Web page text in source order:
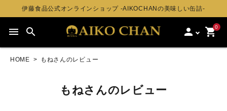
伊藤食品公式オンラインショップ -AIKOCHANの美味しい缶詰-
menu search person 0
shopping_cart
HOME もねさんのレビュー
もねさんのレビュー